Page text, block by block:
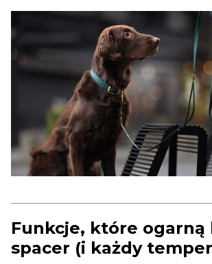
Funkcje, które ogarną
spacer (i każdy